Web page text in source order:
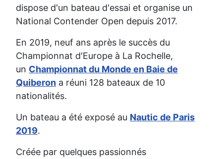
dispose d'un bateau d'essai et organise un
National Contender Open depuis 2017.
En 2019, neuf ans après le succès du
Championnat d'Europe à La Rochelle,
un Championnat du Monde en Baie de
Quiberon a réuni 128 bateaux de 10
nationalités.
Un bateau a été exposé au Nautic de Paris
2019.
Créée par quelques passionnés